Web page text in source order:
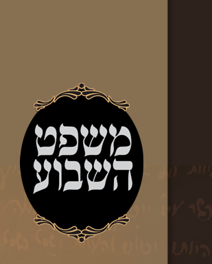
השתוות
ה…
קדושת העיניים